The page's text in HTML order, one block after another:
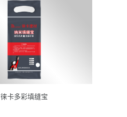
徕卡多彩填缝宝